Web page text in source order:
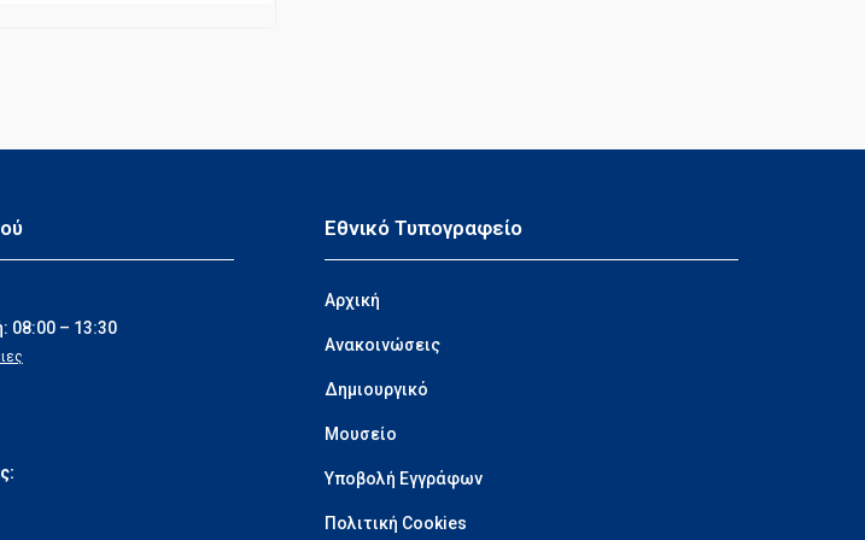
08:00 – 13:30
Εθνικό Τυπογραφείο
Αρχική
Ανακοινώσεις
Δημιουργικό
Μουσείο
Υποβολή Εγγράφων
Πολιτική Cookies